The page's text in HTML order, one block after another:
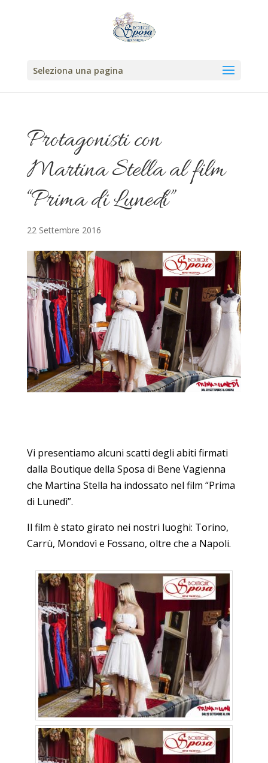
Seleziona una pagina
Protagonisti con
Martina Stella al film
“Prima di Lunedì”
22 Settembre 2016
Vi presentiamo alcuni scatti degli abiti firmati
dalla Boutique della Sposa di Bene Vagienna
che Martina Stella ha indossato nel film “Prima
di Lunedì”.
Il film è stato girato nei nostri luoghi: Torino,
Carrù, Mondovì e Fossano, oltre che a Napoli.